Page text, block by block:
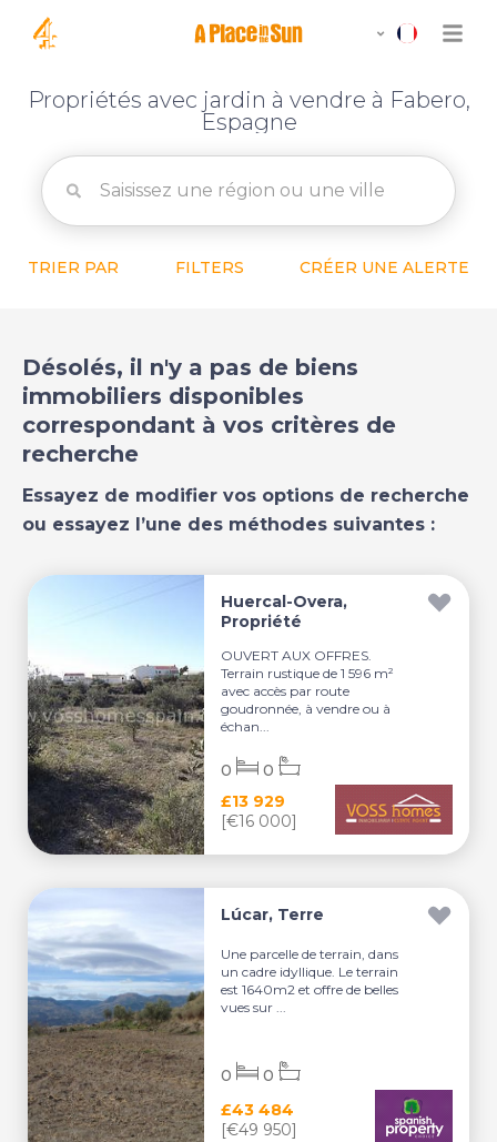
Propriétés avec jardin à vendre à Fabero,
Espagne
TRIER PAR FILTERS CRÉER UNE ALERTE
Désolés, il n'y a pas de biens
immobiliers disponibles
correspondant à vos critères de
recherche
Essayez de modifier vos options de recherche
ou essayez l’une des méthodes suivantes :
Huercal-Overa,
Propriété
OUVERT AUX OFFRES.
Terrain rustique de 1 596 m²
avec accès par route
goudronnée, à vendre ou à
échan...
£13 929
[€16 000]
0 0
Lúcar, Terre
Une parcelle de terrain, dans
un cadre idyllique. Le terrain
est 1640m2 et offre de belles
vues sur ...
£43 484
[€49 950]
0 0